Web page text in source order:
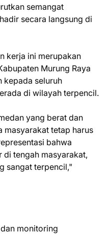
semangat
secara langsung di
kerja ini merupakan
Murung Raya
kepada seluruh
di wilayah terpencil.
yang berat dan
masyarakat tetap harus
bahwa
di tengah masyarakat,
sangat terpencil,"
monitoring